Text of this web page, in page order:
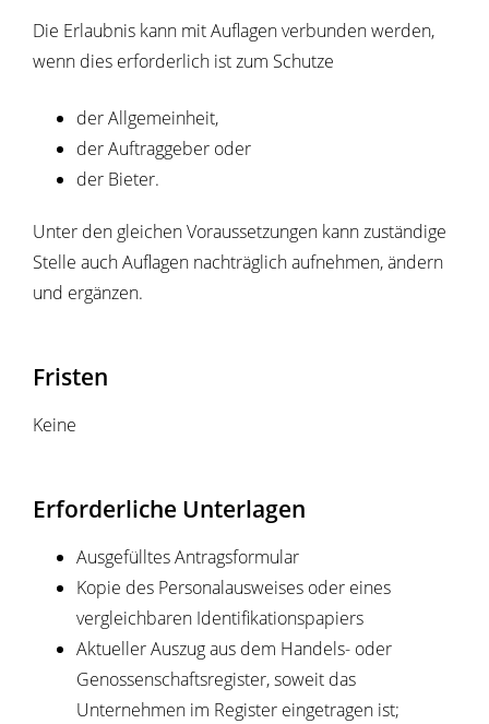
Die Erlaubnis kann mit Auflagen verbunden werden,
wenn dies erforderlich ist zum Schutze
der Allgemeinheit,
der Auftraggeber oder
der Bieter.
Unter den gleichen Voraussetzungen kann zuständige
Stelle auch Auflagen nachträglich aufnehmen, ändern
und ergänzen.
Fristen
Keine
Erforderliche Unterlagen
Ausgefülltes Antragsformular
Kopie des Personalausweises oder eines
vergleichbaren Identifikationspapiers
Aktueller Auszug aus dem Handels- oder
Genossenschaftsregister, soweit das
Unternehmen im Register eingetragen ist;